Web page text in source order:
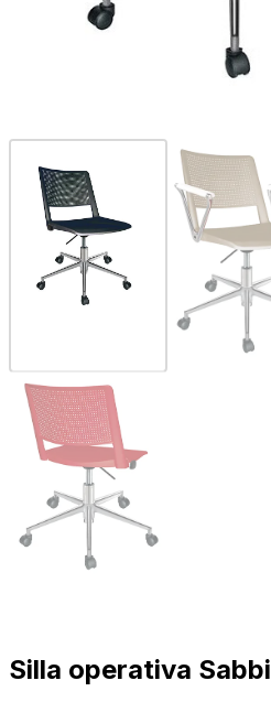
Silla operativa